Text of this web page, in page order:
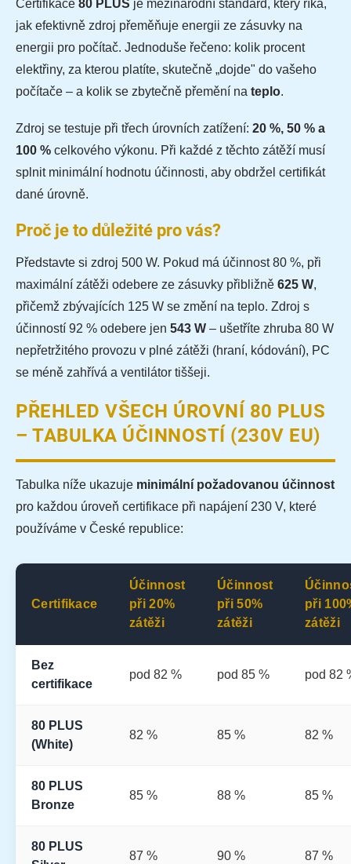
Certifikace 80 PLUS je mezinárodní standard, který říká,
jak efektivně zdroj přeměňuje energii ze zásuvky na
energii pro počítač. Jednoduše řečeno: kolik procent
elektřiny, za kterou platíte, skutečně „dojde" do vašeho
počítače – a kolik se zbytečně přemění na teplo.
Zdroj se testuje při třech úrovních zatížení: 20 %, 50 % a
100 % celkového výkonu. Při každé z těchto zátěží musí
splnit minimální hodnotu účinnosti, aby obdržel certifikát
dané úrovně.
Proč je to důležité pro vás?
Představte si zdroj 500 W. Pokud má účinnost 80 %, při
maximální zátěži odebere ze zásuvky přibližně 625 W,
přičemž zbývajících 125 W se změní na teplo. Zdroj s
účinností 92 % odebere jen 543 W – ušetříte zhruba 80 W
nepřetržitého provozu v plné zátěži (hraní, kódování), PC
se méně zahřívá a ventilátor tiššeji.
PŘEHLED VŠECH ÚROVNÍ 80 PLUS
– TABULKA ÚČINNOSTÍ (230V EU)
Tabulka níže ukazuje minimální požadovanou účinnost
pro každou úroveň certifikace při napájení 230 V, které
používáme v České republice:
Certifikace
Účinnost
při 20%
zátěži
Účinnost
při 50%
zátěži
při
zátěži
Bez
certifikace
pod 82 % pod 85 % pod 82
80 PLUS
(White)
82 % 85 % 82 %
80 PLUS
Bronze
85 % 88 % 85 %
80 PLUS
87 % 90 % 87 %